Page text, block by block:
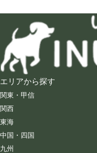
エリアから探す
関東・甲信
関西
東海
中国・四国
九州